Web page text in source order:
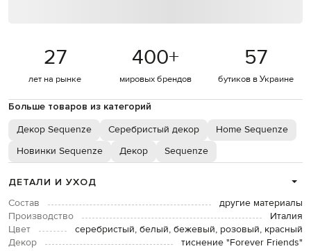
27
лет на рынке
400+
мировых брендов
57
бутиков в Украине
Больше товаров из категорий
Декор Sequenze Серебристый декор
Home Sequenze
Новинки Sequenze
Декор Sequenze
ДЕТАЛИ И УХОД
Состав
другие материалы
Производство
Италия
Цвет
серебристый, белый, бежевый, розовый, красный
Декор
тиснение "Forever Friends"